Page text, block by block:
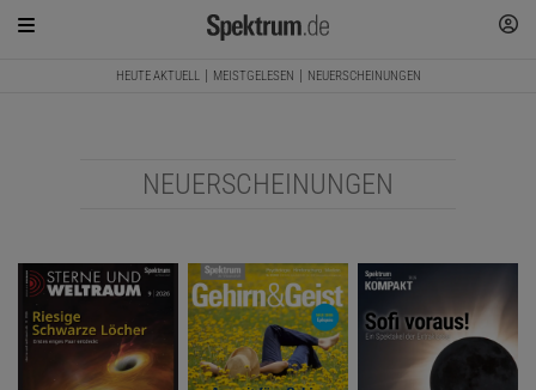
HEUTE AKTUELL MEISTGELESEN NEUERSCHEINUNGEN
NEUERSCHEINUNGEN